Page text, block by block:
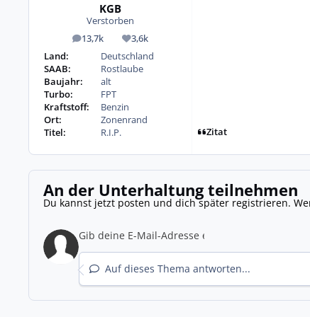
KGB
Verstorben
13,7k
Beiträge 3,6k
Reputation
Land:
Deutschland
SAAB:
Rostlaube
Baujahr:
alt
Turbo:
FPT
Kraftstoff:
Benzin
Ort:
Zonenrand
Titel:
R.I.P. Zitat
An der Unterhaltung teilnehmen
Du kannst jetzt posten und dich später registrieren.
Auf dieses Thema antworten...